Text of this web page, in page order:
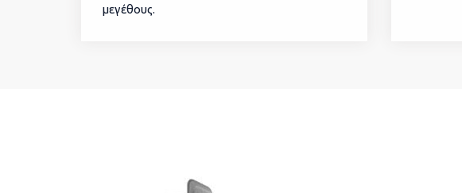
μεγέθους.